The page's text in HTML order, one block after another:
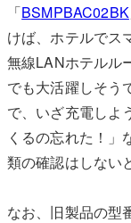
「BSMPBAC02BK
けば、ホテルでス
無線LANホテルル
でも大活躍しそう
で、いざ充電しよ
くるの忘れた！」
類の確認はしない
なお、旧製品の型